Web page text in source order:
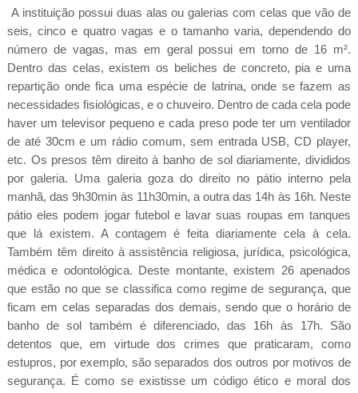
A instituição possui duas alas ou galerias com celas que vão de
seis, cinco e quatro vagas e o tamanho varia, dependendo do
número de vagas, mas em geral possui em torno de 16 m².
Dentro das celas, existem os beliches de concreto, pia e uma
repartição onde fica uma espécie de latrina, onde se fazem as
necessidades fisiológicas, e o chuveiro. Dentro de cada cela pode
haver um televisor pequeno e cada preso pode ter um ventilador
de até 30cm e um rádio comum, sem entrada USB, CD player,
etc. Os presos têm direito à banho de sol diariamente, divididos
por galeria. Uma galeria goza do direito no pátio interno pela
manhã, das 9h30min às 11h30min, a outra das 14h às 16h. Neste
pátio eles podem jogar futebol e lavar suas roupas em tanques
que lá existem. A contagem é feita diariamente cela à cela.
Também têm direito à assistência religiosa, jurídica, psicológica,
médica e odontológica. Deste montante, existem 26 apenados
que estão no que se classifica como regime de segurança, que
ficam em celas separadas dos demais, sendo que o horário de
banho de sol também é diferenciado, das 16h às 17h. São
detentos que, em virtude dos crimes que praticaram, como
estupros, por exemplo, são separados dos outros por motivos de
segurança. É como se existisse um código ético e moral dos